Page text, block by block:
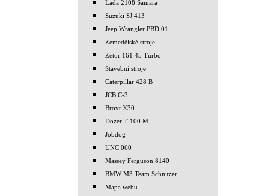
Lada 2108 Samara
Suzuki SJ 413
Jeep Wrangler PBD 01
Zemedělské stroje
Zetor 161 45 Turbo
Stavební stroje
Caterpillar 428 B
JCB C-3
Broyt X30
Dozer T 100 M
Jobdog
UNC 060
Massey Ferguson 8140
BMW M3 Team Schnitzer
Mapa webu